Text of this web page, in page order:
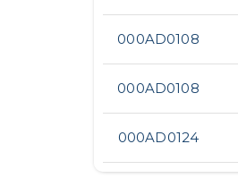
000AD0108
000AD0108
000AD0124